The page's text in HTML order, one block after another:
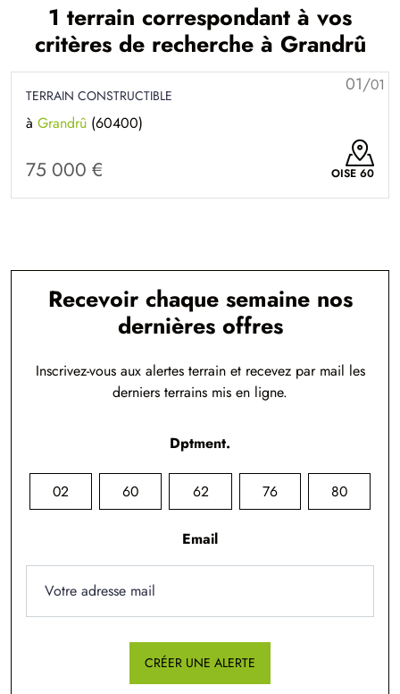
1 terrain correspondant à vos
critères de recherche à Grandrû
01/01
TERRAIN CONSTRUCTIBLE
à Grandrû (60400)
75 000 € OISE 60
Recevoir chaque semaine nos
dernières offres
Inscrivez-vous aux alertes terrain et recevez par mail les
derniers terrains mis en ligne.
Dptment.
02 60 62 76 80
Email
CRÉER UNE ALERTE